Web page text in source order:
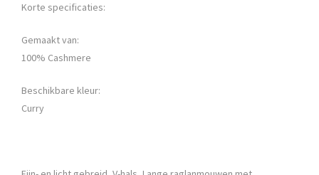
Korte specificaties:
Gemaakt van:
100% Cashmere
Beschikbare kleur:
Curry